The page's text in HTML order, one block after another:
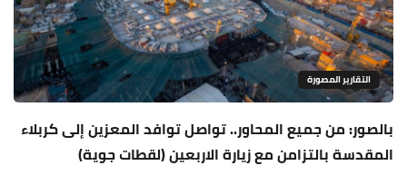
التقارير المصورة
بالصور: من جميع المحاور.. تواصل توافد المعزين إلى كربلاء
المقدسة بالتزامن مع زيارة الاربعين (لقطات جوية)